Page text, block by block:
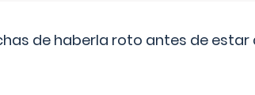
de haberla roto antes de